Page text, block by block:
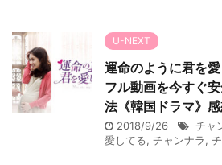
U-NEXT
運命のように君を
フル動画を今すぐ
法《韓国ドラマ》
2018/9/26 チャ
愛してる, チャンナラ,